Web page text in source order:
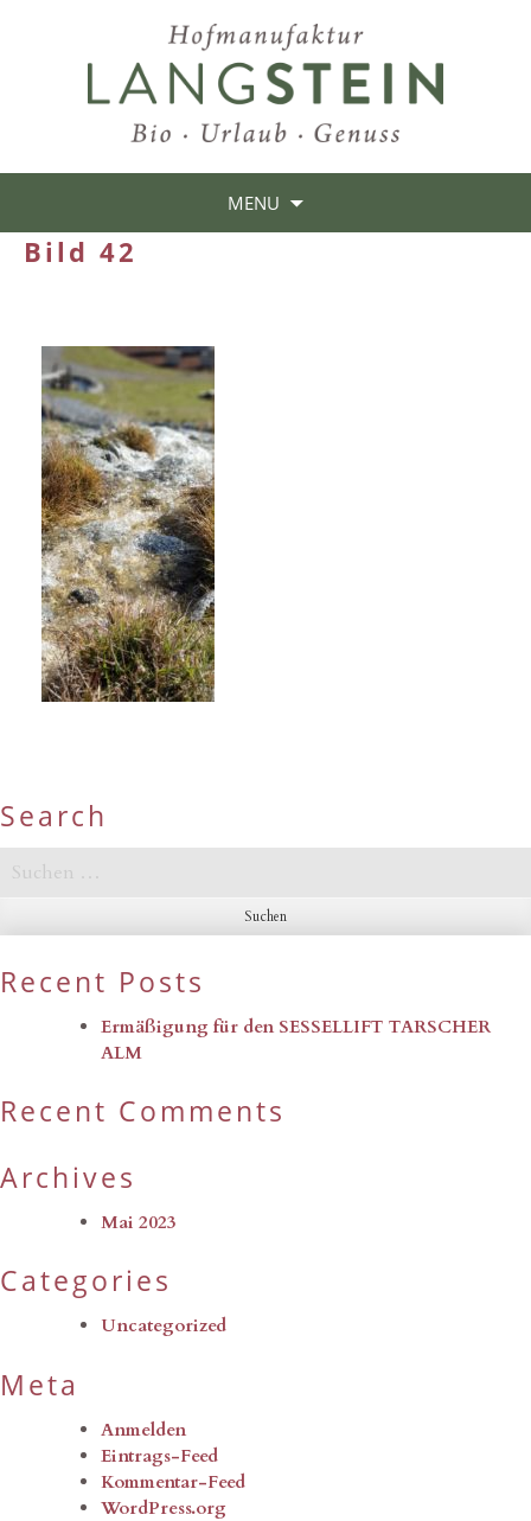
MENU
Bild 42
Search
Suchen
nach:
Recent Posts
Ermäßigung für den SESSELLIFT TARSCHER
ALM
Recent Comments
Archives
Mai 2023
Categories
Uncategorized
Meta
Anmelden
Eintrags-Feed
Kommentar-Feed
WordPress.org